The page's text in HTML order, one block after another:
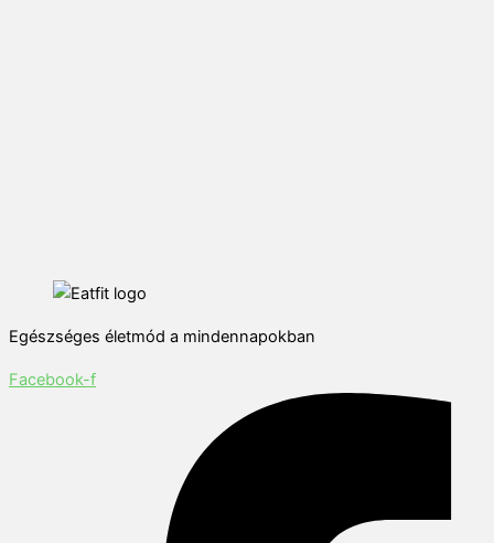
Egészséges életmód a mindennapokban
Facebook-f